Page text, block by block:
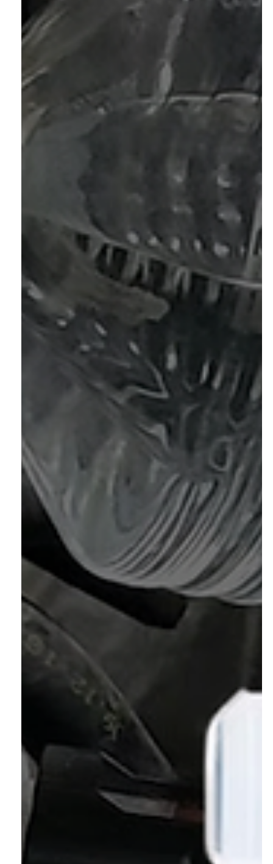
Desmineralizador de Água:
conheça as soluções Zero Ka para
produzir água ultrapura com
economia e eficiência
Desmineralizador de Água Zero Ka: produza água
desmineralizada e deionizada com mais economia e
eficiência. Conheça as usinas de ultrapurificação e
sistemas de osmose reversa para oficinas, indústrias,
estética automotiva, limpeza de vidros e energia solar
em todo o Brasil.